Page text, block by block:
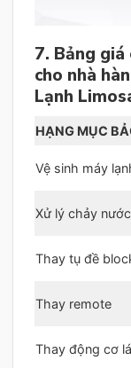
7. Bảng
cho nhà
Lạnh
HẠNG MỤC
Vệ sinh máy
Xử lý chảy nước
Thay tụ đề
Thay remote
Thay động cơ